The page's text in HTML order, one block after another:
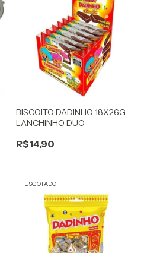
BISCOITO DADINHO 18X26G
LANCHINHO DUO
R$14,90
ESGOTADO